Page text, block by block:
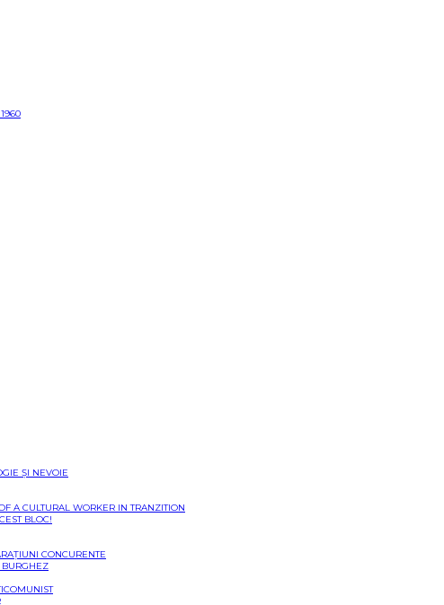
ȘI NEVOIE
A CULTURAL WORKER IN TRANZITION
BLOC!
CONCURENTE